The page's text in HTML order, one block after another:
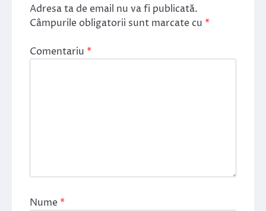
Adresa ta de email nu va fi publicată.
Câmpurile obligatorii sunt marcate cu *
Comentariu *
Nume*